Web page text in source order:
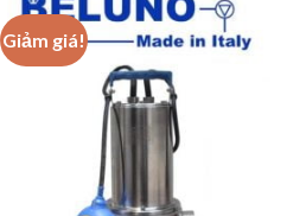
Giảm giá!